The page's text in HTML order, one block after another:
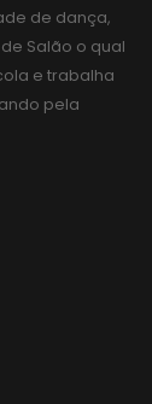
de dança,
Salão o qual
e trabalha
pela